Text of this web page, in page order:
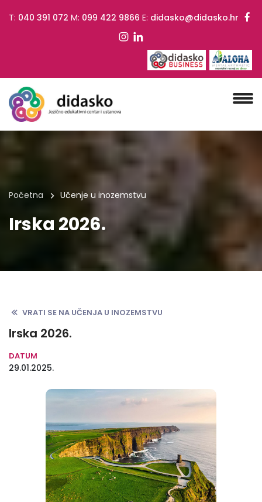
T: 040 391 072 M: 099 422 9866 E: didasko@didasko.hr
Početna Učenje u inozemstvu
Irska 2026.
VRATI SE NA UČENJA U INOZEMSTVU
Irska 2026.
DATUM
29.01.2025.